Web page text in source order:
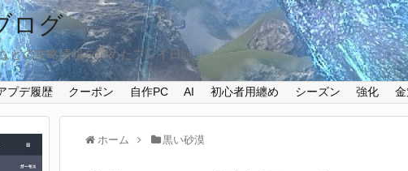
ログ
どの攻略情報を纏めたプレイ日記
プデ履歴 クーポン 自作PC AI 初心者用纏め シーズン 強化
ホーム 黒い砂漠